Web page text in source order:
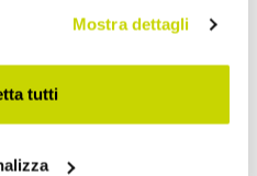
Mostra dettagli
tutti